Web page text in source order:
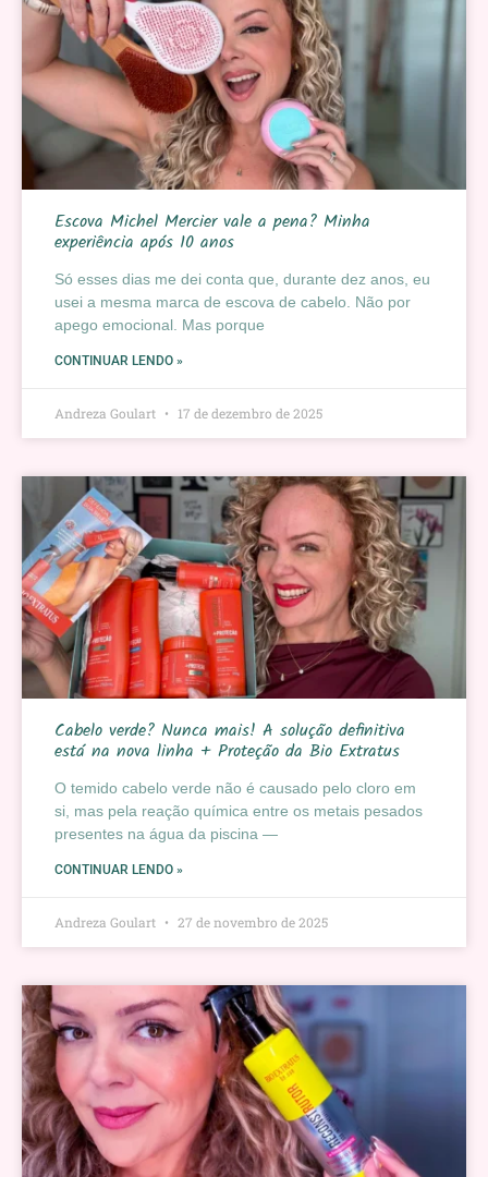
Escova Michel Mercier vale a pena? Minha
experiência após 10 anos
Só esses dias me dei conta que, durante dez anos, eu
usei a mesma marca de escova de cabelo. Não por
apego emocional. Mas porque
CONTINUAR LENDO »
Andreza Goulart 17 de dezembro de 2025
Cabelo verde? Nunca mais! A solução definitiva
está na nova linha + Proteção da Bio Extratus
O temido cabelo verde não é causado pelo cloro em
si, mas pela reação química entre os metais pesados
presentes na água da piscina —
CONTINUAR LENDO »
Andreza Goulart 27 de novembro de 2025